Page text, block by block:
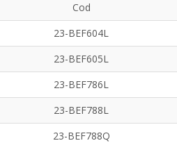
Cod
23-BEF604L
23-BEF605L
23-BEF786L
23-BEF788L
23-BEF788Q